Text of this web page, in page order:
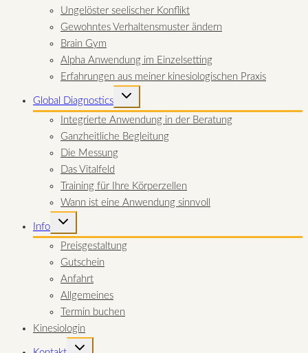
Ungelöster seelischer Konflikt
Gewohntes Verhaltensmuster ändern
Brain Gym
Alpha Anwendung im Einzelsetting
Erfahrungen aus meiner kinesiologischen Praxis
Global Diagnostics
UNTERMENÜ
Integrierte Anwendung in der Beratung
Ganzheitliche Begleitung
Die Messung
Das Vitalfeld
Training für Ihre Körperzellen
Wann ist eine Anwendung sinnvoll
Info
UNTERMENÜ
Preisgestaltung
Gutschein
Anfahrt
Allgemeines
Termin buchen
Kinesiologin
UNTERMENÜ